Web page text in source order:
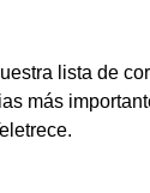
lista de
más